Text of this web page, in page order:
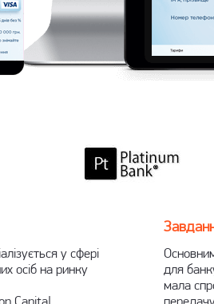
у сфері
осіб на ринку
для
мала